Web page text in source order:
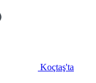
Koçtaş'ta